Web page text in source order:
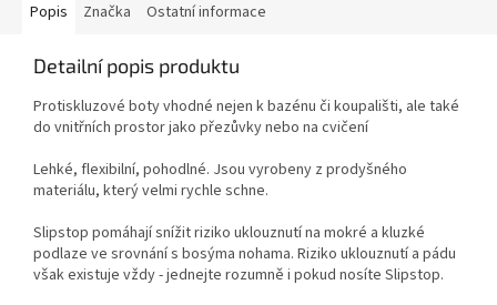
Popis Značka Ostatní informace
Detailní popis produktu
Protiskluzové boty vhodné nejen k bazénu či koupališti, ale také
do vnitřních prostor jako přezůvky nebo na cvičení
Lehké, flexibilní, pohodlné. Jsou vyrobeny z prodyšného
materiálu, který velmi rychle schne.
Slipstop pomáhají snížit riziko uklouznutí na mokré a kluzké
podlaze ve srovnání s bosýma nohama. Riziko uklouznutí a pádu
však existuje vždy - jednejte rozumně i pokud nosíte Slipstop.